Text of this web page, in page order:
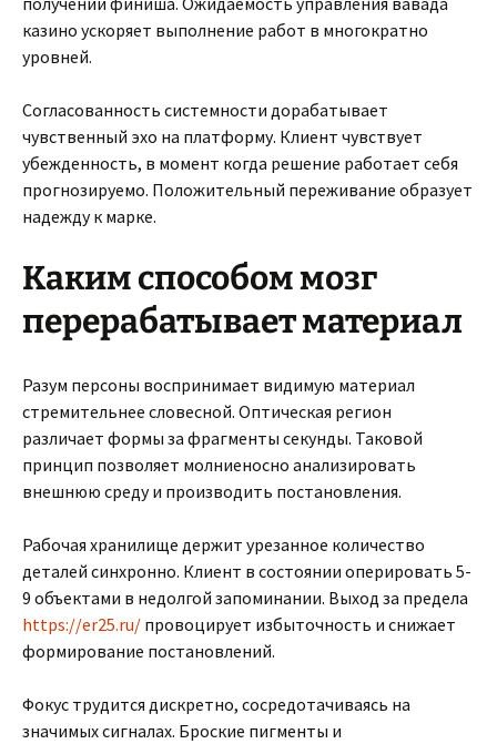
казино ускоряет выполнение работ в многократно
уровней.
Согласованность системности дорабатывает
чувственный эхо на платформу. Клиент чувствует
убежденность, в момент когда решение работает себя
прогнозируемо. Положительный переживание образует
надежду к марке.
Каким способом мозг
перерабатывает материал
Разум персоны воспринимает видимую материал
стремительнее словесной. Оптическая регион
различает формы за фрагменты секунды. Таковой
принцип позволяет молниеносно анализировать
внешнюю среду и производить постановления.
Рабочая хранилище держит урезанное количество
деталей синхронно. Клиент в состоянии оперировать 5-
9 объектами в недолгой запоминании. Выход за предела
https://er25.ru/ провоцирует избыточность и снижает
формирование постановлений.
Фокус трудится дискретно, сосредотачиваясь на
значимых сигналах. Броские пигменты и